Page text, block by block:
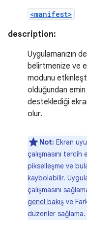
<manifest>
description:
Uygulamanızın
belirtmenize ve
modunu
olduğundan emin
desteklediği
olur.
Not: Ekran
çalışmasını
pikselleşme ve
kaybolabilir.
çalışmasını
genel bakış ve
düzenler sağlama.